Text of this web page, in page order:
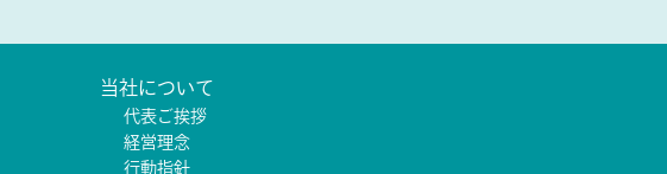
当社について
代表ご挨拶
経営理念
行動指針